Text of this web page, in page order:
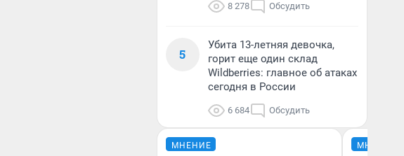
8 278 Обсудить
5
Убита 13-летняя девочка,
горит еще один склад
Wildberries: главное об атаках
сегодня в России
6 684 Обсудить
МНЕНИЕ МНЕНИЕ